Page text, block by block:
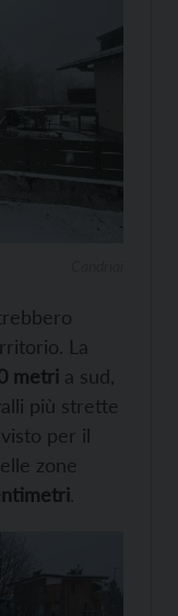
La
metri a sud,
più strette
per il
zone
.